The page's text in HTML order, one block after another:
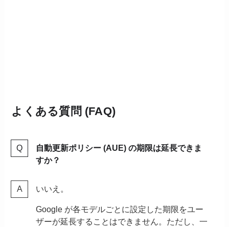
よくある質問 (FAQ)
自動更新ポリシー (AUE) の期限は延長できま
すか？
いいえ。
Google が各モデルごとに設定した期限をユー
ザーが延長することはできません。ただし、一